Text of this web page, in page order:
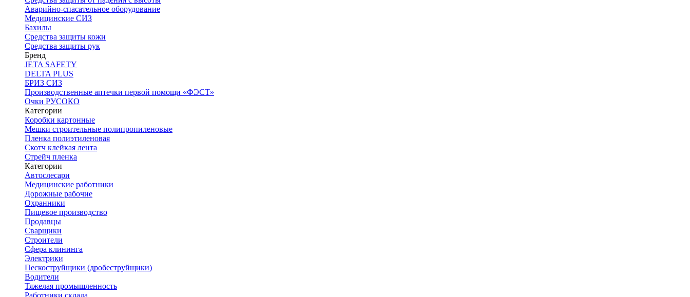
Аварийно-спасательное оборудование
Медицинские СИЗ
Бахилы
Средства защиты кожи
Средства защиты рук
Бренд
JETA SAFETY
DELTA PLUS
БРИЗ СИЗ
Производственные аптечки первой помощи «ФЭСТ»
Очки РУСОКО
Категории
Коробки картонные
Мешки строительные полипропиленовые
Пленка полиэтиленовая
Скотч клейкая лента
Стрейч пленка
Категории
Автослесари
Медицинские работники
Дорожные рабочие
Охранники
Пищевое производство
Продавцы
Сварщики
Строители
Сфера клининга
Электрики
Пескоструйщики (дробеструйщики)
Водители
Тяжелая промышленность
Работники склада